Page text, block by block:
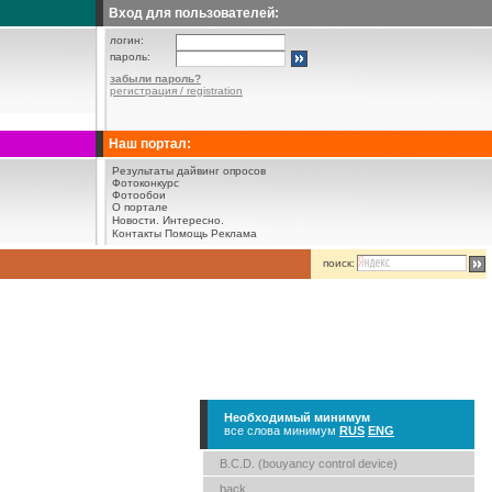
Вход для пользователей:
логин:
пароль:
забыли пароль?
регистрация / registration
Наш портал:
Результаты дайвинг опросов
Фотоконкурс
Фотообои
О портале
Новости.
Интересно.
Контакты Помощь Реклама
поиск:
Необходимый минимум
все слова минимум RUS ENG
B.C.D. (bouyancy control device)
back